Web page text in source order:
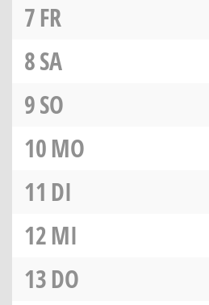
7FR
8SA
9SO
10MO
11 DI
12MI
13DO